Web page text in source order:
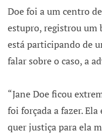
Doe foi a um centro
estupro, registrou um
está participando de
falar sobre o caso, a
“Jane Doe ficou
foi forçada a fazer.
quer justiça para ela